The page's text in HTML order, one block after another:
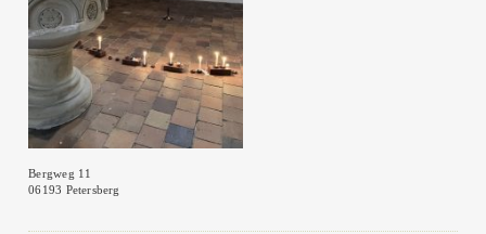
Bergweg 11
06193 Petersberg